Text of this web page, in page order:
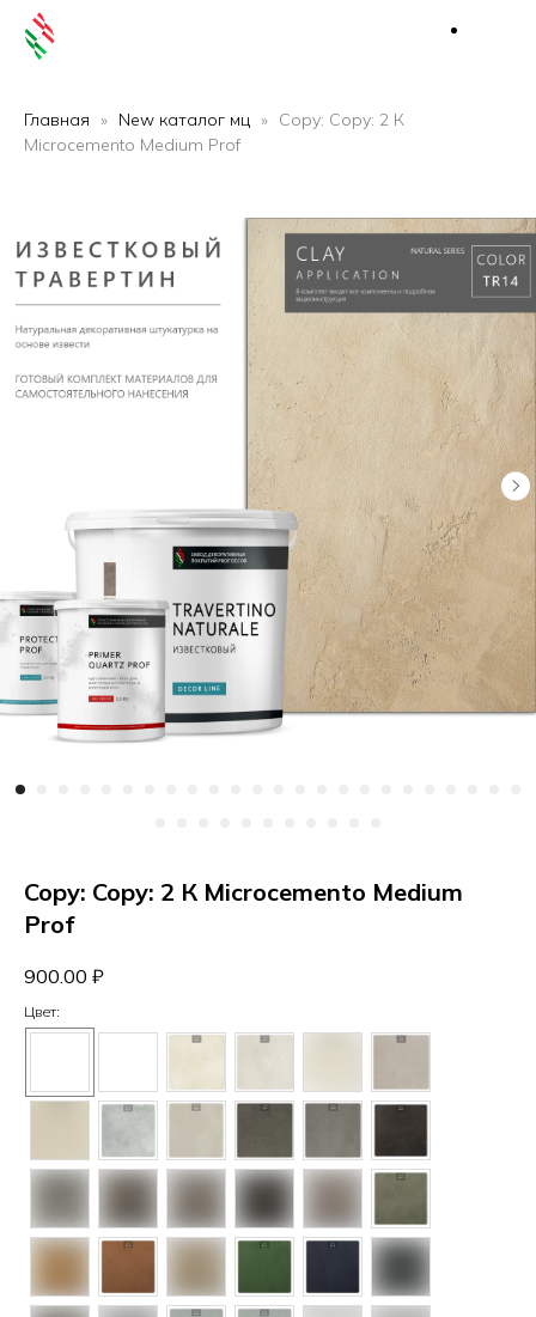
Главная New каталог мц
Copy: Copy: 2 К
Microcemento Medium Prof
Copy: Copy: 2 К Microcemento Medium
Prof
900.00 ₽
Цвет: